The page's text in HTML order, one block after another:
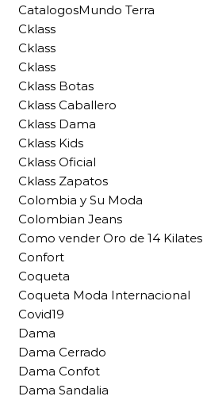
CatalogosMundo Terra
Cklass
Cklass
Cklass
Cklass Botas
Cklass Caballero
Cklass Dama
Cklass Kids
Cklass Oficial
Cklass Zapatos
Colombia y Su Moda
Colombian Jeans
Como vender Oro de 14 Kilates
Confort
Coqueta
Coqueta Moda Internacional
Covid19
Dama
Dama Cerrado
Dama Confot
Dama Sandalia